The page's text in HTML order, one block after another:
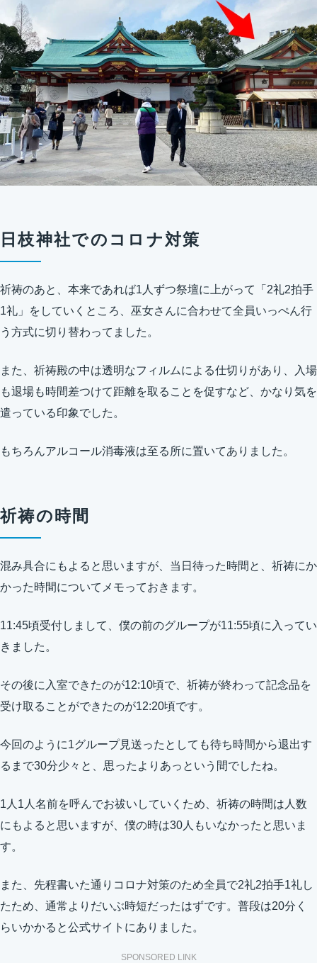
日枝神社でのコロナ対策
祈祷のあと、本来であれば1人ずつ祭壇に上がって「2礼2拍手
1礼」をしていくところ、巫女さんに合わせて全員いっぺん行
う方式に切り替わってました。
また、祈祷殿の中は透明なフィルムによる仕切りがあり、入場
も退場も時間差つけて距離を取ることを促すなど、かなり気を
遣っている印象でした。
もちろんアルコール消毒液は至る所に置いてありました。
祈祷の時間
混み具合にもよると思いますが、当日待った時間と、祈祷にか
かった時間についてメモっておきます。
11:45頃受付しまして、僕の前のグループが11:55頃に入ってい
きました。
その後に入室できたのが12:10頃で、祈祷が終わって記念品を
受け取ることができたのが12:20頃です。
今回のように1グループ見送ったとしても待ち時間から退出す
るまで30分少々と、思ったよりあっという間でしたね。
1人1人名前を呼んでお祓いしていくため、祈祷の時間は人数
にもよると思いますが、僕の時は30人もいなかったと思いま
す。
また、先程書いた通りコロナ対策のため全員で2礼2拍手1礼し
たため、通常よりだいぶ時短だったはずです。普段は20分く
らいかかると公式サイトにありました。
SPONSORED LINK